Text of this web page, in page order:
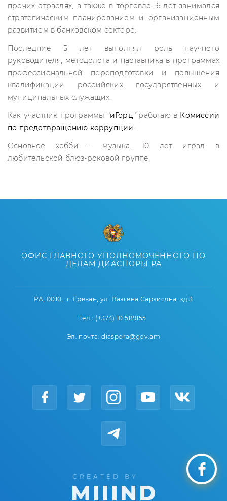
прочих отраслях, а также в торговле. 6 лет занимался
стратегическим планированием и организационным
развитием в банковском секторе.
Последние 5 лет выполнял роль научного
руководителя, методолога и наставника в программах
профессиональной переподготовки и повышения
квалификации российских государственных и
муниципальных служащих.
Как участник программы "иГорц" работаю в Комиссии
по предотвращению коррупции.
Основное хобби – музыка, 10 лет играл в
любительской блюз-роковой группе.
ОФИС ГЛАВНОГО УПОЛНОМОЧЕННОГО ПО
ДЕЛАМ ДИАСПОРЫ РА
РА, 0010, г. Ереван, ул. Вазгена Саркисяна, зд.3
Тел.: (+374) 10 589155
Эл. почта: diaspora@gov.am
CREATED BY